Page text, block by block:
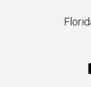
¿Puedo
Sí, es posible
del comprador